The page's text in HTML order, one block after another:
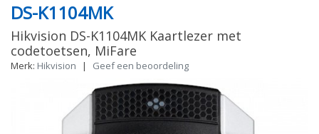
DS-K1104MK
Hikvision DS-K1104MK Kaartlezer met
codetoetsen, MiFare
Merk: Hikvision | Geef een beoordeling